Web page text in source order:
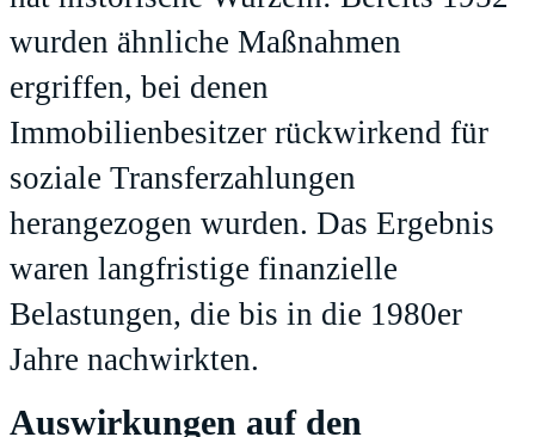
wurden ähnliche Maßnahmen
ergriffen, bei denen
Immobilienbesitzer rückwirkend für
soziale Transferzahlungen
herangezogen wurden. Das Ergebnis
waren langfristige finanzielle
Belastungen, die bis in die 1980er
Jahre nachwirkten.
Auswirkungen auf den